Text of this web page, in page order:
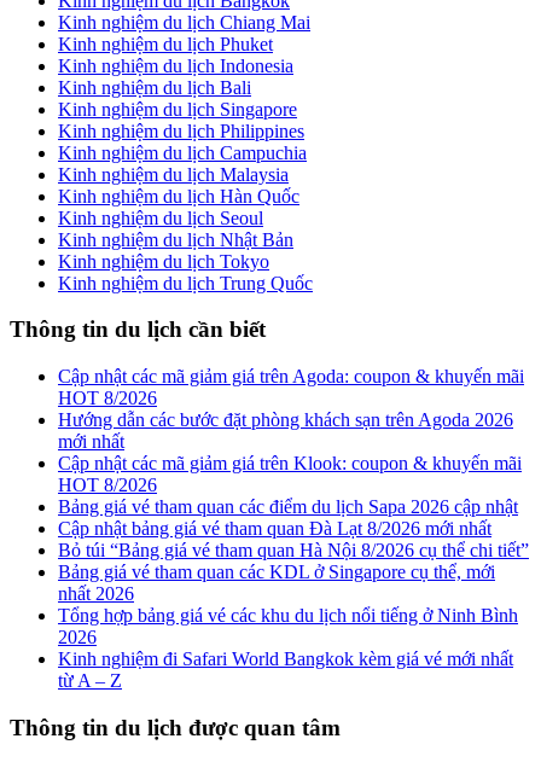
Kinh nghiệm du lịch Chiang Mai
Kinh nghiệm du lịch Phuket
Kinh nghiệm du lịch Indonesia
Kinh nghiệm du lịch Bali
Kinh nghiệm du lịch Singapore
Kinh nghiệm du lịch Philippines
Kinh nghiệm du lịch Campuchia
Kinh nghiệm du lịch Malaysia
Kinh nghiệm du lịch Hàn Quốc
Kinh nghiệm du lịch Seoul
Kinh nghiệm du lịch Nhật Bản
Kinh nghiệm du lịch Tokyo
Kinh nghiệm du lịch Trung Quốc
Thông tin du lịch cần biết
Cập nhật các mã giảm giá trên Agoda: coupon & khuyến mãi
HOT 8/2026
Hướng dẫn các bước đặt phòng khách sạn trên Agoda 2026
mới nhất
Cập nhật các mã giảm giá trên Klook: coupon & khuyến mãi
HOT 8/2026
Bảng giá vé tham quan các điểm du lịch Sapa 2026 cập nhật
Cập nhật bảng giá vé tham quan Đà Lạt 8/2026 mới nhất
Bỏ túi “Bảng giá vé tham quan Hà Nội 8/2026 cụ thể chi tiết”
Bảng giá vé tham quan các KDL ở Singapore cụ thể, mới
nhất 2026
Tổng hợp bảng giá vé các khu du lịch nổi tiếng ở Ninh Bình
2026
Kinh nghiệm đi Safari World Bangkok kèm giá vé mới nhất
từ A – Z
Thông tin du lịch được quan tâm